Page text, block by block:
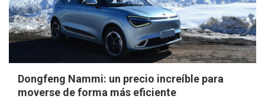
Dongfeng Nammi: un precio increíble para
moverse de forma más eficiente